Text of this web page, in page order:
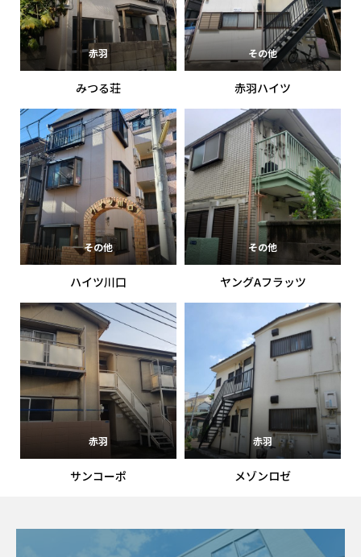
赤羽
みつる荘
その他
赤羽ハイツ
その他
ハイツ川口
その他
ヤングAフラッツ
赤羽
サンコーポ
赤羽
メゾンロゼ